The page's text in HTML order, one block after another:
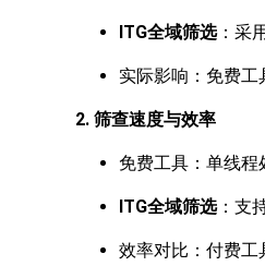
ITG全域筛选：采
实际影响：免费
2. 筛查速度与效率
免费工具：单线
ITG全域筛选：支
效率对比：付费